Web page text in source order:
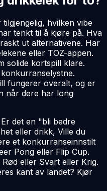
hvilken vibe
tenkt til å kjøre på. Hva
ut alternativene. Har
eller TOZ-appen.
solide kortspill klare.
fungerer overalt, og er
når dere har long
det en "bli bedre
eller drikk, Ville du
et konkurranseinnstilt
Pong eller Flip Cup.
eller Svart eller Krig.
kant av landet? Kjør